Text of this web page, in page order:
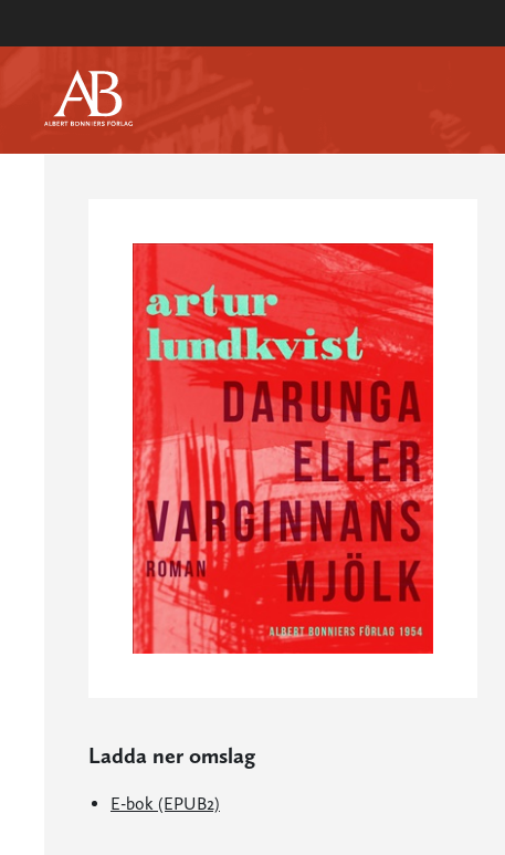
Ladda ner omslag
E-bok (EPUB2)